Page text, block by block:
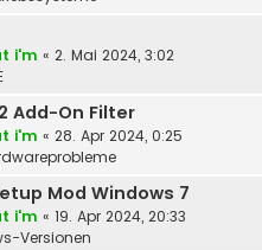
i'm « 2. Mai 2024, 3:02
Add-On Filter
i'm « 28. Apr 2024, 0:25
Mod Windows 7
i'm « 19. Apr 2024, 20:33
Versionen